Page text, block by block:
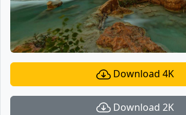
Download 4K
Download 2K